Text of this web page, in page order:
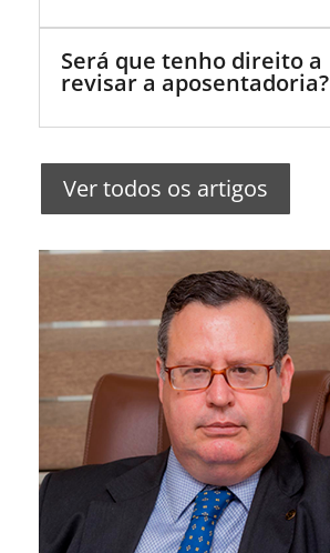
Será que tenho direito a
revisar a aposentadoria?
Ver todos os artigos